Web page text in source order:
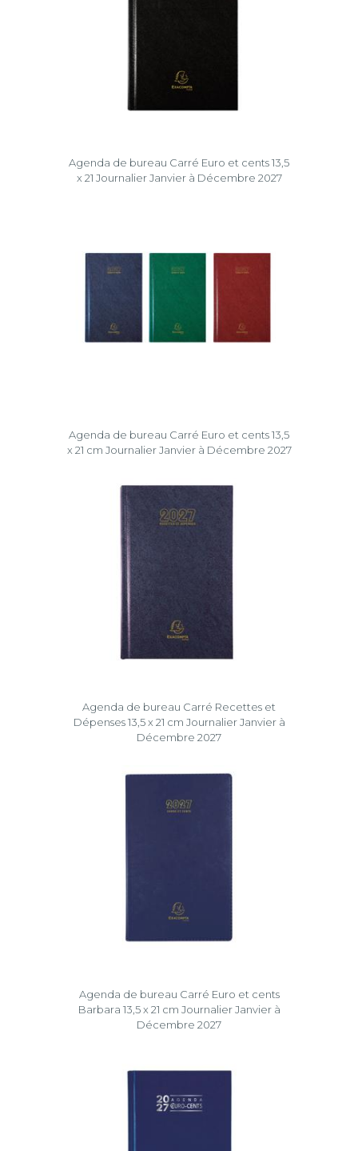
Agenda de bureau Carré Euro et cents 13,5
x 21 Journalier Janvier à Décembre 2027
Agenda de bureau Carré Euro et cents 13,5
x 21 cm Journalier Janvier à Décembre 2027
Agenda de bureau Carré Recettes et
Dépenses 13,5 x 21 cm Journalier Janvier à
Décembre 2027
Agenda de bureau Carré Euro et cents
Barbara 13,5 x 21 cm Journalier Janvier à
Décembre 2027